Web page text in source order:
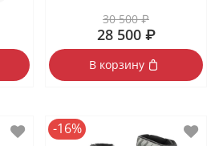
30 500 ₽
28 500 ₽
В корзину
-16%